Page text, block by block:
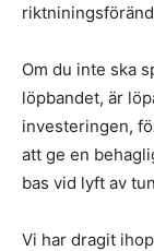
Om du inte ska
löpbandet, är
investeringen,
att ge en
bas vid lyft av
Vi har dragit